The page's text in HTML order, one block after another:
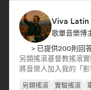
Viva Latin
歌單音樂博
> 已提供200則回
另類搖滾基督教搖滾
將音樂人加入我的「
另類搖滾 實驗搖滾